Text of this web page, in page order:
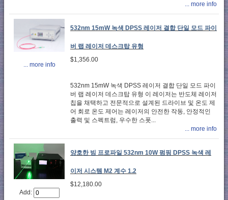
... more info
... more info
532nm 15mW 녹색 DPSS 레이저 결합 단일 모드 파이
버 랩 레이저 데스크탑 유형
$1,356.00
532nm 15mW 녹색 DPSS 레이저 결합 단일 모드 파이
버 랩 레이저 데스크탑 유형 이 레이저는 반도체 레이저
칩을 채택하고 전문적으로 설계된 드라이브 및 온도 제
어 회로 온도 제어는 레이저의 안전한 작동, 안정적인
출력 및 스펙트럼, 우수한 스폿...
... more info
Add:
양호한 빔 프로파일 532nm 10W 펌핑 DPSS 녹색 레
이저 시스템 M2 계수 1.2
$12,180.00